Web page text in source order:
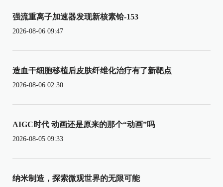
强流重离子加速器发现新核素铪-153
2026-08-06 09:47
造血干细胞移植后皮肤纤维化治疗有了新靶点
2026-08-06 02:30
AIGC时代 动画还是原来的那个“动画”吗
2026-08-05 09:33
纳米制造，探索微观世界的无限可能